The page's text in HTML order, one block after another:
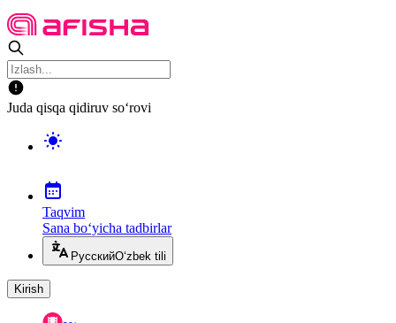
Juda qisqa qidiruv so‘rovi
Taqvim
Sana bo‘yicha tadbirlar
РусскийO‘zbek tili
Kirish